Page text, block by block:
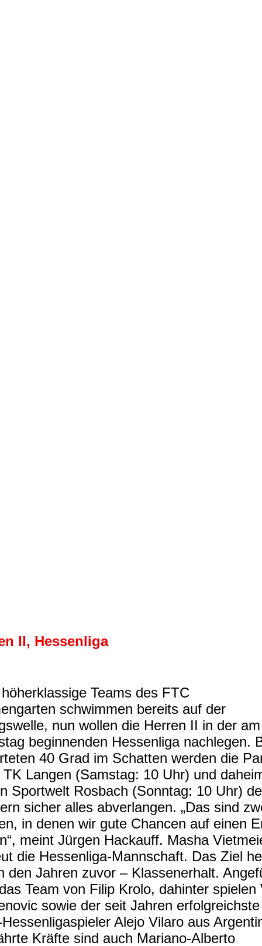
II, Hessenliga
Teams des FTC
schwimmen bereits auf der
nun wollen die Herren II in der am
beginnenden Hessenliga nachlegen.
40 Grad im Schatten werden die
TK Langen (Samstag: 10 Uhr) und
Sportwelt Rosbach (Sonntag: 10 Uhr)
sicher alles abverlangen. „Das sind
in denen wir gute Chancen auf einen
meint Jürgen Hackauff. Masha
die Hessenliga-Mannschaft. Das Ziel
den Jahren zuvor – Klassenerhalt.
Team von Filip Krolo, dahinter spielen
sowie der seit Jahren erfolgreichste
Alejo Vilaro aus
Kräfte sind auch Mariano-Alberto